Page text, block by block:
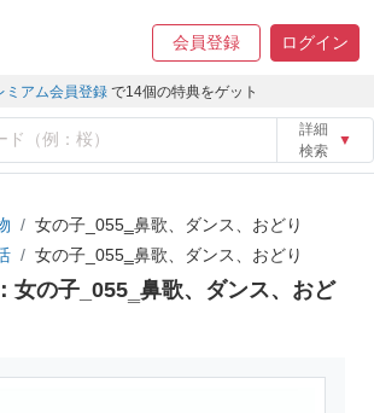
会員登録 ログイン
ミアム会員登録 で14個の特典をゲット
詳細
検索
▼
女の子_055‗鼻歌、ダンス、おどり
女の子_055‗鼻歌、ダンス、おどり
女の子_055‗鼻歌、ダンス、おど